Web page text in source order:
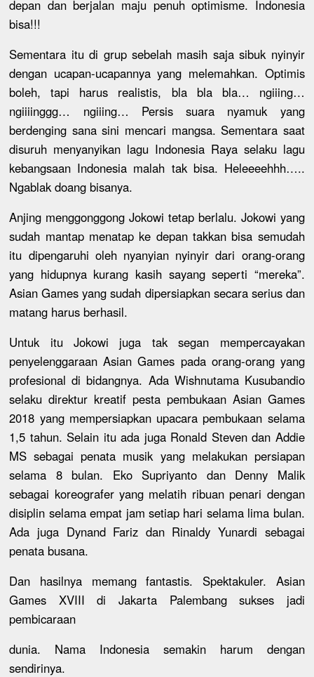
depan dan berjalan maju penuh optimisme. Indonesia
bisa!!!
Sementara itu di grup sebelah masih saja sibuk nyinyir
dengan ucapan-ucapannya yang melemahkan. Optimis
boleh, tapi harus realistis, bla bla bla… ngiiing…
ngiiiinggg… ngiiing… Persis suara nyamuk yang
berdenging sana sini mencari mangsa. Sementara saat
disuruh menyanyikan lagu Indonesia Raya selaku lagu
kebangsaan Indonesia malah tak bisa. Heleeeehhh…..
Ngablak doang bisanya.
Anjing menggonggong Jokowi tetap berlalu. Jokowi yang
sudah mantap menatap ke depan takkan bisa semudah
itu dipengaruhi oleh nyanyian nyinyir dari orang-orang
yang hidupnya kurang kasih sayang seperti “mereka”.
Asian Games yang sudah dipersiapkan secara serius dan
matang harus berhasil.
Untuk itu Jokowi juga tak segan mempercayakan
penyelenggaraan Asian Games pada orang-orang yang
profesional di bidangnya. Ada Wishnutama Kusubandio
selaku direktur kreatif pesta pembukaan Asian Games
2018 yang mempersiapkan upacara pembukaan selama
1,5 tahun. Selain itu ada juga Ronald Steven dan Addie
MS sebagai penata musik yang melakukan persiapan
selama 8 bulan. Eko Supriyanto dan Denny Malik
sebagai koreografer yang melatih ribuan penari dengan
disiplin selama empat jam setiap hari selama lima bulan.
Ada juga Dynand Fariz dan Rinaldy Yunardi sebagai
penata busana.
Dan hasilnya memang fantastis. Spektakuler. Asian
Games XVIII di Jakarta Palembang sukses jadi
pembicaraan
dunia. Nama Indonesia semakin harum dengan
sendirinya.